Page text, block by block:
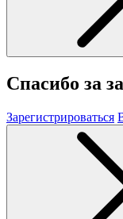
Спасибо за
Зарегистрироваться